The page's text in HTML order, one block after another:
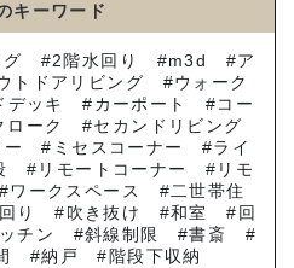
キーワード
2階水回り m3d
ア
トドアリビング
ウォーク
デッキ カーポート
コー
ローク
セカンドリビング
ミセスコーナー
ライ
リモートコーナー
リモ
ワークスペース
二世帯住
り 吹き抜け 和室
回
チン 斜線制限
書斎
納戸 階段下収納